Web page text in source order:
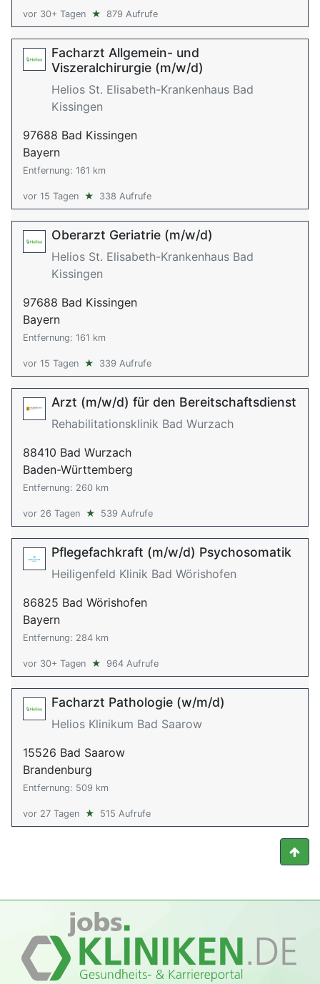
vor 30+ Tagen ★ 879 Aufrufe
Facharzt Allgemein- und
Viszeralchirurgie (m/w/d)
Helios St. Elisabeth-Krankenhaus Bad
Kissingen
97688 Bad Kissingen
Bayern
Entfernung: 161 km
vor 15 Tagen ★ 338 Aufrufe
Oberarzt Geriatrie (m/w/d)
Helios St. Elisabeth-Krankenhaus Bad
Kissingen
97688 Bad Kissingen
Bayern
Entfernung: 161 km
vor 15 Tagen ★ 339 Aufrufe
Arzt (m/w/d) für den Bereitschaftsdienst
Rehabilitationsklinik Bad Wurzach
88410 Bad Wurzach
Baden-Württemberg
Entfernung: 260 km
vor 26 Tagen ★ 539 Aufrufe
Pflegefachkraft (m/w/d) Psychosomatik
Heiligenfeld Klinik Bad Wörishofen
86825 Bad Wörishofen
Bayern
Entfernung: 284 km
vor 30+ Tagen ★ 964 Aufrufe
Facharzt Pathologie (w/m/d)
Helios Klinikum Bad Saarow
15526 Bad Saarow
Brandenburg
Entfernung: 509 km
vor 27 Tagen ★ 515 Aufrufe